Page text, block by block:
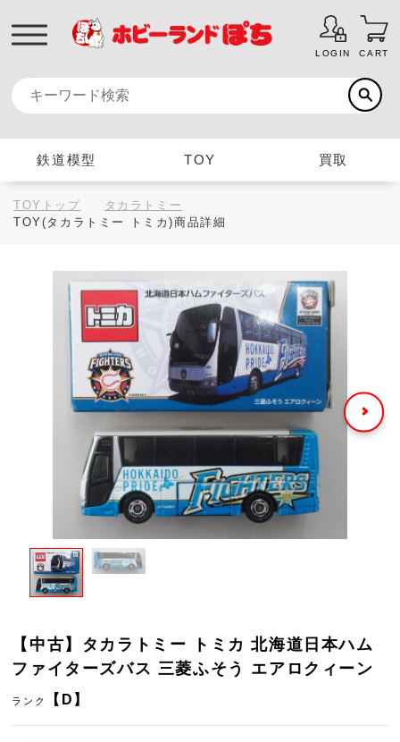
LOGIN CART
鉄道模型 TOY 買取
TOYトップ
タカラトミー
TOY(タカラトミー トミカ)商品詳細
【中古】タカラトミー トミカ 北海道日本ハム
ファイターズバス 三菱ふそう エアロクィーン
ランク 【D】